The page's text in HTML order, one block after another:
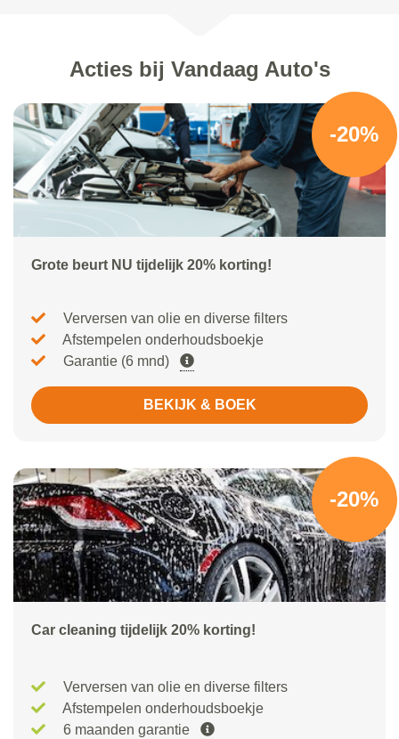
Acties bij Vandaag Auto's
-20%
Grote beurt NU tijdelijk 20% korting!
Verversen van olie en diverse filters
Afstempelen onderhoudsboekje
Garantie (6 mnd)
BEKIJK & BOEK
-20%
Car cleaning tijdelijk 20% korting!
Verversen van olie en diverse filters
Afstempelen onderhoudsboekje
6 maanden garantie